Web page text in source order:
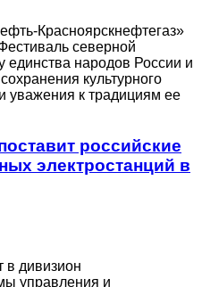
Красноярскнефтегаз»
северной
единства народов России и
культурного
уважения к традициям ее
российские
электростанций в
в дивизион
управления и